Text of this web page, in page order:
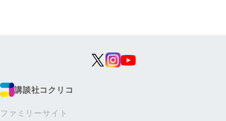
講談社コクリコ
ファミリーサイト